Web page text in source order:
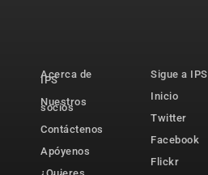
Acerca de
IPS
Nuestros
socios
Contáctenos
Apóyenos
Sigue a IPS
Inicio
Twitter
Facebook
Flickr